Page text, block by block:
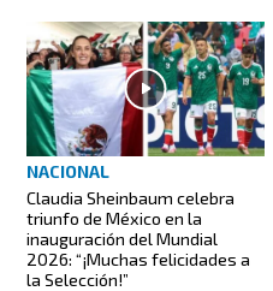
NACIONAL
Claudia Sheinbaum celebra
triunfo de México en la
inauguración del Mundial
2026: “¡Muchas felicidades a
la Selección!”